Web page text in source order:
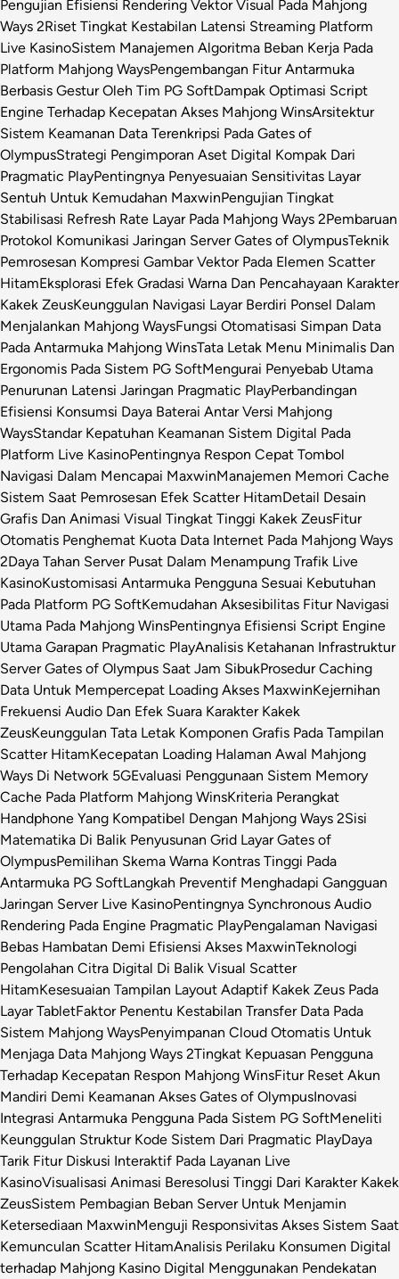
Pengujian Efisiensi Rendering Vektor Visual Pada Mahjong
Ways 2Riset Tingkat Kestabilan Latensi Streaming Platform
Live KasinoSistem Manajemen Algoritma Beban Kerja Pada
Platform Mahjong WaysPengembangan Fitur Antarmuka
Berbasis Gestur Oleh Tim PG SoftDampak Optimasi Script
Engine Terhadap Kecepatan Akses Mahjong WinsArsitektur
Sistem Keamanan Data Terenkripsi Pada Gates of
OlympusStrategi Pengimporan Aset Digital Kompak Dari
Pragmatic PlayPentingnya Penyesuaian Sensitivitas Layar
Sentuh Untuk Kemudahan MaxwinPengujian Tingkat
Stabilisasi Refresh Rate Layar Pada Mahjong Ways 2Pembaruan
Protokol Komunikasi Jaringan Server Gates of OlympusTeknik
Pemrosesan Kompresi Gambar Vektor Pada Elemen Scatter
HitamEksplorasi Efek Gradasi Warna Dan Pencahayaan Karakter
Kakek ZeusKeunggulan Navigasi Layar Berdiri Ponsel Dalam
Menjalankan Mahjong WaysFungsi Otomatisasi Simpan Data
Pada Antarmuka Mahjong WinsTata Letak Menu Minimalis Dan
Ergonomis Pada Sistem PG SoftMengurai Penyebab Utama
Penurunan Latensi Jaringan Pragmatic PlayPerbandingan
Efisiensi Konsumsi Daya Baterai Antar Versi Mahjong
WaysStandar Kepatuhan Keamanan Sistem Digital Pada
Platform Live KasinoPentingnya Respon Cepat Tombol
Navigasi Dalam Mencapai MaxwinManajemen Memori Cache
Sistem Saat Pemrosesan Efek Scatter HitamDetail Desain
Grafis Dan Animasi Visual Tingkat Tinggi Kakek ZeusFitur
Otomatis Penghemat Kuota Data Internet Pada Mahjong Ways
2Daya Tahan Server Pusat Dalam Menampung Trafik Live
KasinoKustomisasi Antarmuka Pengguna Sesuai Kebutuhan
Pada Platform PG SoftKemudahan Aksesibilitas Fitur Navigasi
Utama Pada Mahjong WinsPentingnya Efisiensi Script Engine
Utama Garapan Pragmatic PlayAnalisis Ketahanan Infrastruktur
Server Gates of Olympus Saat Jam SibukProsedur Caching
Data Untuk Mempercepat Loading Akses MaxwinKejernihan
Frekuensi Audio Dan Efek Suara Karakter Kakek
ZeusKeunggulan Tata Letak Komponen Grafis Pada Tampilan
Scatter HitamKecepatan Loading Halaman Awal Mahjong
Ways Di Network 5GEvaluasi Penggunaan Sistem Memory
Cache Pada Platform Mahjong WinsKriteria Perangkat
Handphone Yang Kompatibel Dengan Mahjong Ways 2Sisi
Matematika Di Balik Penyusunan Grid Layar Gates of
OlympusPemilihan Skema Warna Kontras Tinggi Pada
Antarmuka PG SoftLangkah Preventif Menghadapi Gangguan
Jaringan Server Live KasinoPentingnya Synchronous Audio
Rendering Pada Engine Pragmatic PlayPengalaman Navigasi
Bebas Hambatan Demi Efisiensi Akses MaxwinTeknologi
Pengolahan Citra Digital Di Balik Visual Scatter
HitamKesesuaian Tampilan Layout Adaptif Kakek Zeus Pada
Layar TabletFaktor Penentu Kestabilan Transfer Data Pada
Sistem Mahjong WaysPenyimpanan Cloud Otomatis Untuk
Menjaga Data Mahjong Ways 2Tingkat Kepuasan Pengguna
Terhadap Kecepatan Respon Mahjong WinsFitur Reset Akun
Mandiri Demi Keamanan Akses Gates of OlympusInovasi
Integrasi Antarmuka Pengguna Pada Sistem PG SoftMeneliti
Keunggulan Struktur Kode Sistem Dari Pragmatic PlayDaya
Tarik Fitur Diskusi Interaktif Pada Layanan Live
KasinoVisualisasi Animasi Beresolusi Tinggi Dari Karakter Kakek
ZeusSistem Pembagian Beban Server Untuk Menjamin
Ketersediaan MaxwinMenguji Responsivitas Akses Sistem Saat
Kemunculan Scatter HitamAnalisis Perilaku Konsumen Digital
terhadap Mahjong Kasino Digital Menggunakan Pendekatan